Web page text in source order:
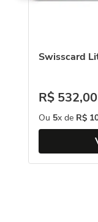
Swisscard
R$ 532,00
Ou 5x de R$